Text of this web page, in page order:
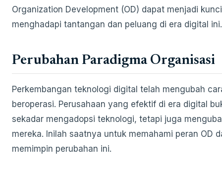
Organization Development (OD) dapat menjadi
menghadapi tantangan dan peluang di era digital ini.
Perubahan Paradigma Organisasi
Perkembangan teknologi digital telah mengubah
beroperasi. Perusahaan yang efektif di era digital
sekadar mengadopsi teknologi, tetapi juga
mereka. Inilah saatnya untuk memahami peran OD
memimpin perubahan ini.